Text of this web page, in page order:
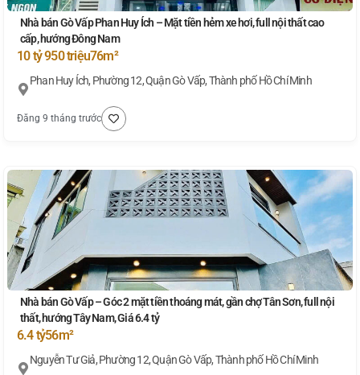
Nhà bán Gò Vấp Phan Huy Ích – Mặt tiền hẻm xe hơi, full nội thất cao
cấp, hướng Đông Nam
10 tỷ 950 triệu76m²
Phan Huy Ích, Phường 12, Quận Gò Vấp, Thành phố Hồ Chí Minh
Đăng 9 tháng trước
Nhà bán Gò Vấp – Góc 2 mặt tiền thoáng mát, gần chợ Tân Sơn, full nội
thất, hướng Tây Nam, Giá 6.4 tỷ
6.4 tỷ56m²
Nguyễn Tư Giả, Phường 12, Quận Gò Vấp, Thành phố Hồ Chí Minh